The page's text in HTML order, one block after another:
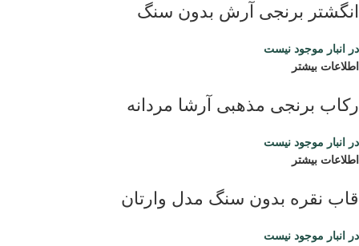
انگشتر برنجی آرش بدون سنگ
در انبار موجود نیست
اطلاعات بیشتر
رکاب برنجی مذهبی آرشا مردانه
در انبار موجود نیست
اطلاعات بیشتر
قاب نقره بدون سنگ مدل وارتان
در انبار موجود نیست